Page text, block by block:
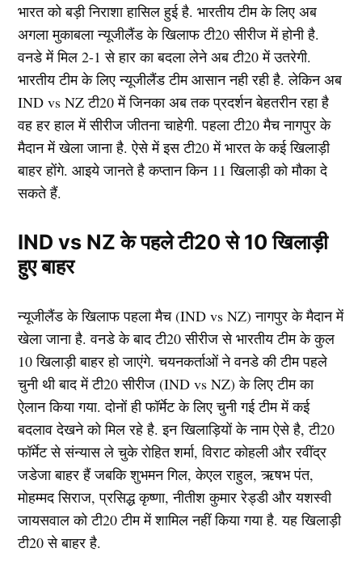
भारत को बड़ी निराशा हासिल हुई है. भारतीय टीम के लिए अब
अगला मुकाबला न्यूजीलैंड के खिलाफ टी20 सीरीज में होनी है.
वनडे में मिल 2-1 से हार का बदला लेने अब टी20 में उतरेगी.
भारतीय टीम के लिए न्यूजीलैंड टीम आसान नही रही है. लेकिन अब
IND vs NZ टी20 में जिनका अब तक प्रदर्शन बेहतरीन रहा है
वह हर हाल में सीरीज जीतना चाहेगी. पहला टी20 मैच नागपुर के
मैदान में खेला जाना है. ऐसे में इस टी20 में भारत के कई खिलाड़ी
बाहर होंगे. आइये जानते है कप्तान किन 11 खिलाड़ी को मौका दे
सकते हैं.
IND vs NZ के पहले टी20 से 10 खिलाड़ी
हुए बाहर
न्यूजीलैंड के खिलाफ पहला मैच (IND vs NZ) नागपुर के मैदान में
खेला जाना है. वनडे के बाद टी20 सीरीज से भारतीय टीम के कुल
10 खिलाड़ी बाहर हो जाएंगे. चयनकर्ताओं ने वनडे की टीम पहले
चुनी थी बाद में टी20 सीरीज (IND vs NZ) के लिए टीम का
ऐलान किया गया. दोनों ही फॉर्मेट के लिए चुनी गई टीम में कई
बदलाव देखने को मिल रहे है. इन खिलाड़ियों के नाम ऐसे है, टी20
फॉर्मेट से संन्यास ले चुके रोहित शर्मा, विराट कोहली और रवींद्र
जडेजा बाहर हैं जबकि शुभमन गिल, केएल राहुल, ऋषभ पंत,
मोहम्मद सिराज, प्रसिद्ध कृष्णा, नीतीश कुमार रेड्डी और यशस्वी
जायसवाल को टी20 टीम में शामिल नहीं किया गया है. यह खिलाड़ी
टी20 से बाहर है.